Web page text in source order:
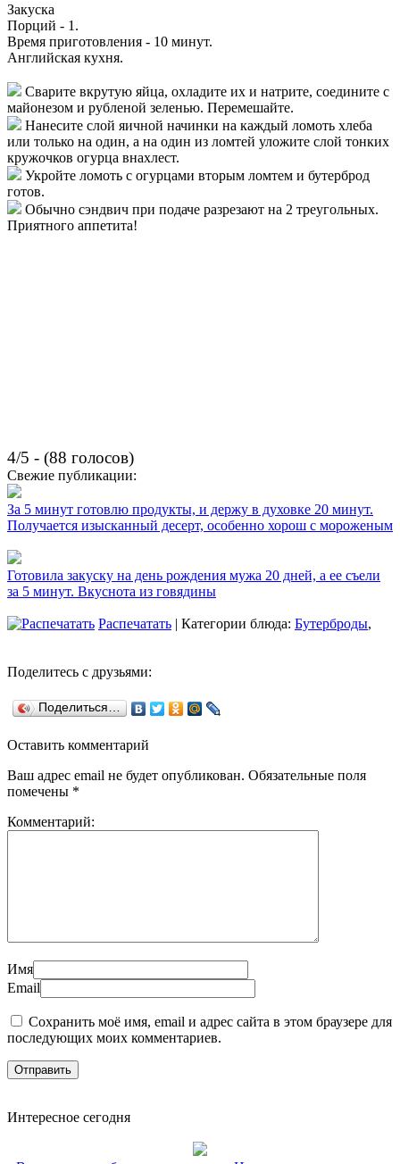
Закуска
Порций - 1 .
Время приготовления - 10 минут.
Английская кухня.
Сварите вкрутую яйца, охладите их и натрите, соедините с
майонезом и рубленой зеленью. Перемешайте.
Нанесите слой яичной начинки на каждый ломоть хлеба
или только на один, а на один из ломтей уложите слой тонких
кружочков огурца внахлест.
Укройте ломоть с огурцами вторым ломтем и бутерброд
готов.
Обычно сэндвич при подаче разрезают на 2 треугольных.
Приятного аппетита!
4/5 - (88 голосов)
Свежие публикации:
За 5 минут готовлю продукты, и держу в духовке 20 минут.
Получается изысканный десерт, особенно хорош с мороженым
Готовила закуску на день рождения мужа 20 дней, а ее съели
за 5 минут. Вкуснота из говядины
Распечатать | Категории блюда: Бутерброды,
Поделитесь с друзьями:
Поделиться…
Оставить комментарий
Ваш адрес email не будет опубликован. Обязательные поля
помечены *
Комментарий:
Имя
Email
Сохранить моё имя, email и адрес сайта в этом браузере для
последующих моих комментариев.
Интересное сегодня